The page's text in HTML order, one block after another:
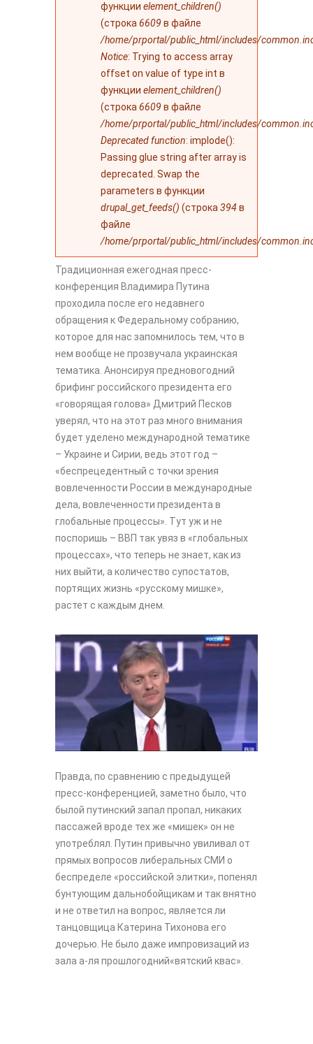
функции element_children()
(строка 6609 в файле
/home/prportal/public_html/includes/
Notice: Trying to access array
offset on value of type int в
функции element_children()
(строка 6609 в файле
/home/prportal/public_html/includes/
Deprecated function: implode():
Passing glue string after array is
deprecated. Swap the
parameters в функции
drupal_get_feeds() (строка 394в
файле
/home/prportal/public_html/includes/
Традиционная ежегодная пресс-
конференция Владимира Путина
проходила после его недавнего
обращения к Федеральному собранию,
которое для нас запомнилось тем, что в
нем вообще не прозвучала украинская
тематика. Анонсируя предновогодний
брифинг российского президента его
«говорящая голова» Дмитрий Песков
уверял, что на этот раз много внимания
будет уделено международной тематике
– Украине и Сирии, ведь этот год –
«беспрецедентный с точки зрения
вовлеченности России в международные
дела, вовлеченности президента в
глобальные процессы». Тут уж и не
поспоришь – ВВП так увяз в «глобальных
процессах», что теперь не знает, как из
них выйти, а количество супостатов,
портящих жизнь «русскому мишке»,
растет с каждым днем.
Правда, по сравнению с предыдущей
пресс-конференцией, заметно было, что
былой путинский запал пропал, никаких
пассажей вроде тех же «мишек» он не
употреблял. Путин привычно увиливал от
прямых вопросов либеральных СМИ о
беспределе «российской элитки», попенял
бунтующим дальнобойщикам и так внятно
и не ответил на вопрос, является ли
танцовщица Катерина Тихонова его
дочерью. Не было даже импровизаций из
зала а-ля прошлогодний«вятский квас».